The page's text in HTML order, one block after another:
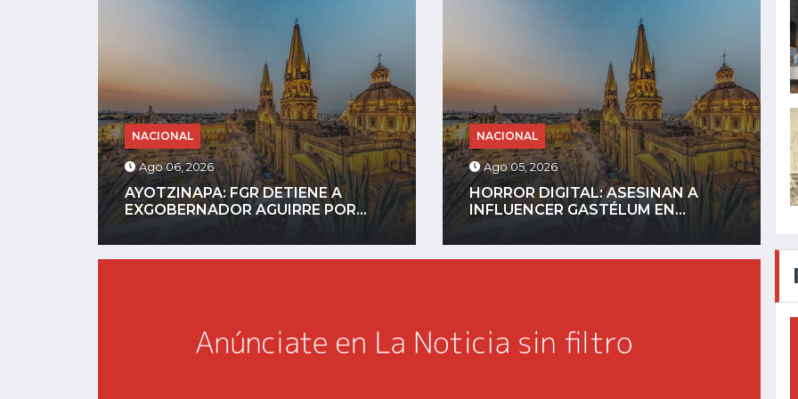
NACIONAL
Ago 05, 2026
HORROR DIGITAL: ASESINAN A
INFLUENCER GASTÉLUM EN...
NACIONAL
Ago 04, 2026
GOBIERNO DEFINIRÁ REGLAS PARA
CELULARES